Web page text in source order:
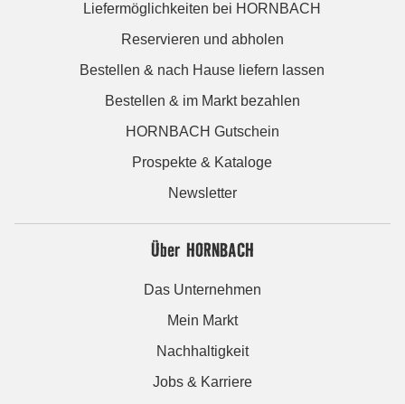
Liefermöglichkeiten bei HORNBACH
Reservieren und abholen
Bestellen & nach Hause liefern lassen
Bestellen & im Markt bezahlen
HORNBACH Gutschein
Prospekte & Kataloge
Newsletter
Über HORNBACH
Das Unternehmen
Mein Markt
Nachhaltigkeit
Jobs & Karriere